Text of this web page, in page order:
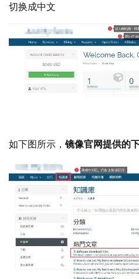
切换成中文
如下图所示， 镜像官网提供的